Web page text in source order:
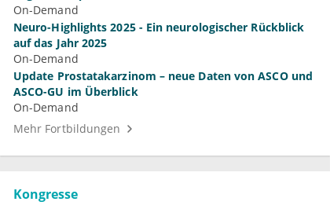
On-Demand
Neuro-Highlights 2025 - Ein neurologischer Rückblick
auf das Jahr 2025
On-Demand
Update Prostatakarzinom – neue Daten von ASCO und
ASCO-GU im Überblick
On-Demand
Mehr Fortbildungen
Kongresse